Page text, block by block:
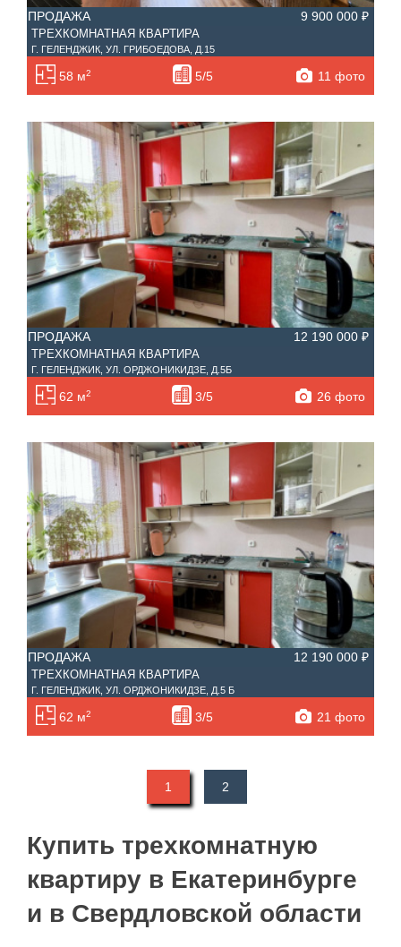
ПРОДАЖА 9 900 000 ₽
ТРЕХКОМНАТНАЯ КВАРТИРА
Г. ГЕЛЕНДЖИК, УЛ. ГРИБОЕДОВА, Д.15
58 м2 5/5 11 фото
ПРОДАЖА 12 190 000 ₽
ТРЕХКОМНАТНАЯ КВАРТИРА
Г. ГЕЛЕНДЖИК, УЛ. ОРДЖОНИКИДЗЕ, Д.5Б
62 м2 3/5 26 фото
ПРОДАЖА 12 190 000 ₽
ТРЕХКОМНАТНАЯ КВАРТИРА
Г. ГЕЛЕНДЖИК, УЛ. ОРДЖОНИКИДЗЕ, Д.5 Б
62 м2 3/5 21 фото
1 2
Купить трехкомнатную
квартиру в Екатеринбурге
и в Свердловской области